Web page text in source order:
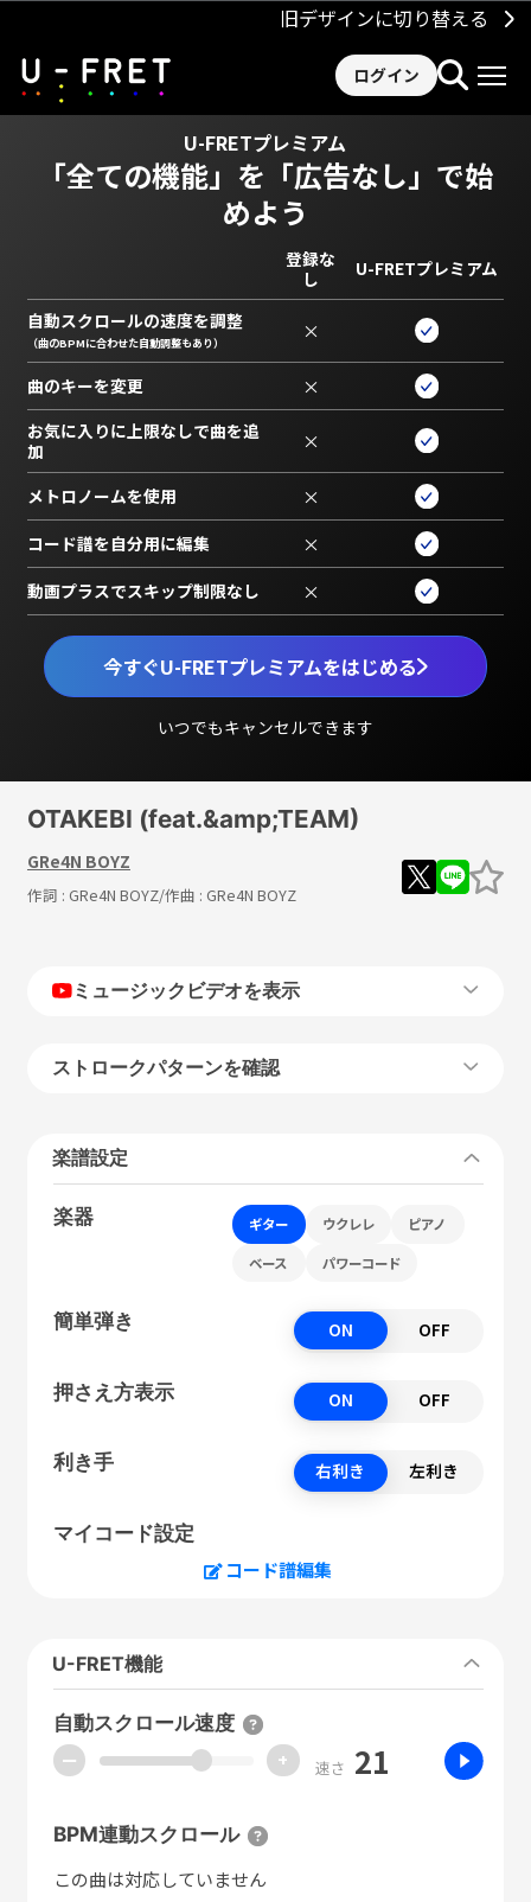
旧デザインに切り替える
ログイン
U-FRETプレミアム
「全ての機能」を 「広告なし」で始
めよう
今すぐU-FRETプレミアムをはじめる
いつでもキャンセルできます
登録な
し
U-FRETプレミアム
自動スクロールの速度を調整
（曲のBPMに合わせた自動調整もあり） ×
曲のキーを変更 ×
お気に入りに上限なしで曲を追
加
×
メトロノームを使用 ×
コード譜を自分用に編集 ×
動画プラスでスキップ制限なし ×
OTAKEBI (feat.&amp;TEAM)
GRe4N BOYZ
作詞 : GRe4N BOYZ/作曲 : GRe4N BOYZ
ミュージックビデオを表示
ストロークパターンを確認
楽譜設定
楽器 ギター ウクレレ ピアノ
ベース パワーコード
簡単弾き ON OFF
押さえ方表示 ON OFF
利き手 右利き 左利き
マイコード設定
コード譜編集
U-FRET機能
自動スクロール速度
ー + 速さ 21
BPM連動スクロール
この曲は対応していません